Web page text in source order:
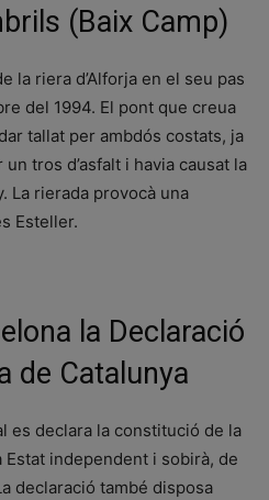
(Baix Camp)
la riera d’Alforja en el seu pas
del 1994. El pont que creua
tallat per ambdós costats, ja
tros d’asfalt i havia causat la
La rierada provocà una
Esteller.
la Declaració
de Catalunya
es declara la constitució de la
Estat independent i sobirà, de
declaració també disposa